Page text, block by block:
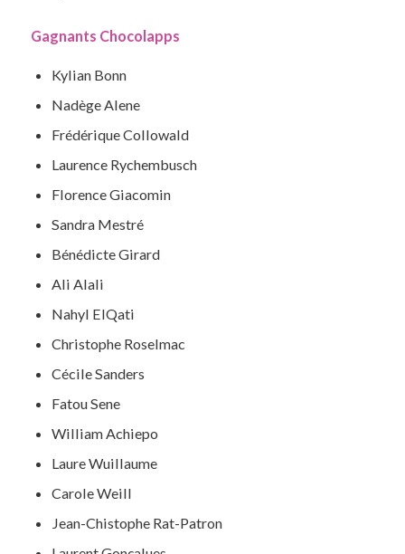
Gagnants Chocolapps
Kylian Bonn
Nadège Alene
Frédérique Collowald
Laurence Rychembusch
Florence Giacomin
Sandra Mestré
Bénédicte Girard
Ali Alali
Nahyl ElQati
Christophe Roselmac
Cécile Sanders
Fatou Sene
William Achiepo
Laure Wuillaume
Carole Weill
Jean-Chistophe Rat-Patron